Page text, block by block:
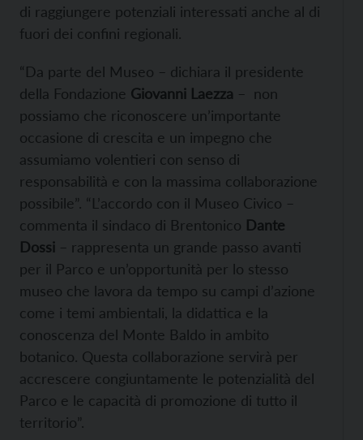
di raggiungere potenziali interessati anche al di
fuori dei confini regionali.
“Da parte del Museo – dichiara il presidente
della Fondazione Giovanni Laezza – non
possiamo che riconoscere un’importante
occasione di crescita e un impegno che
assumiamo volentieri con senso di
responsabilità e con la massima collaborazione
possibile”. “L’accordo con il Museo Civico –
commenta il sindaco di Brentonico Dante
Dossi – rappresenta un grande passo avanti
per il Parco e un’opportunità per lo stesso
museo che lavora da tempo su campi d’azione
come i temi ambientali, la didattica e la
conoscenza del Monte Baldo in ambito
botanico. Questa collaborazione servirà per
accrescere congiuntamente le potenzialità del
Parco e le capacità di promozione di tutto il
territorio”.